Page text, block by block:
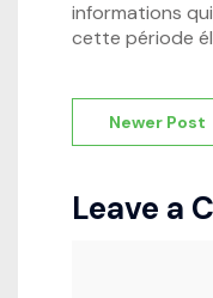
informations
cette période
Navigation
de
l’article
Newer Post
Leave a